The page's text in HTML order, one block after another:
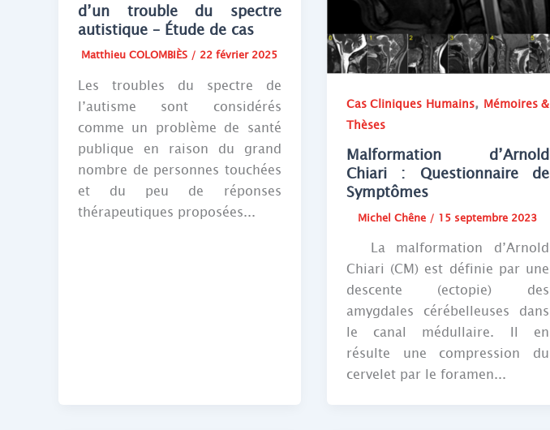
d’un trouble du spectre
autistique – Étude de cas
Matthieu COLOMBIÈS / 22 février 2025
Les troubles du spectre de
l’autisme sont considérés
comme un problème de santé
publique en raison du grand
nombre de personnes touchées
et du peu de réponses
thérapeutiques proposées...
Cas Cliniques Humains, Mémoires &
Thèses
Malformation d’Arnold
Chiari : Questionnaire de
Symptômes
Michel Chêne / 15 septembre 2023
La malformation d’Arnold
Chiari (CM) est définie par une
descente (ectopie) des
amygdales cérébelleuses dans
le canal médullaire. Il en
résulte une compression du
cervelet par le foramen...